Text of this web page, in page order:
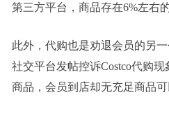
第三方平台，商品存在6%左右的
此外，代购也是劝退会员的另
社交平台发帖控诉Costco代购
商品，会员到店却无充足商品可